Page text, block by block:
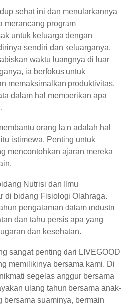
sehat ini dan menularkannya
merancang program
untuk keluarga dengan
sendiri dan keluarganya.
waktu luangnya di luar
ia berfokus untuk
memaksimalkan produktivitas.
dalam hal memberikan apa
orang lain adalah hal
istimewa. Penting untuk
mencontohkan ajaran mereka
Nutrisi dan Ilmu
di bidang Fisiologi Olahraga.
pengalaman dalam industri
dan tahu persis apa yang
dan kesehatan.
sangat penting dari LIVEGOOD
memilikinya bersama kami. Di
segelas anggur bersama
ulang tahun bersama anak-
bersama suaminya, bermain